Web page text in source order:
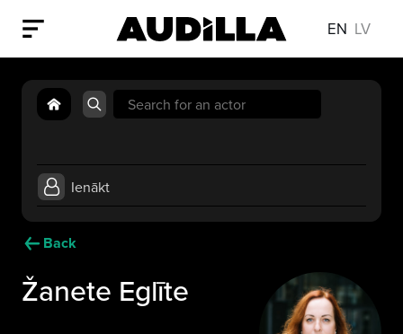
EN LV
Search
for:
Ienākt
Back
Žanete Eglīte